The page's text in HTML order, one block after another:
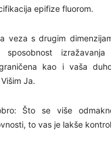
epifize fluorom.
veza s drugim
sposobnost
kao i vaša
Ja.
Što se više
to vas je lakše